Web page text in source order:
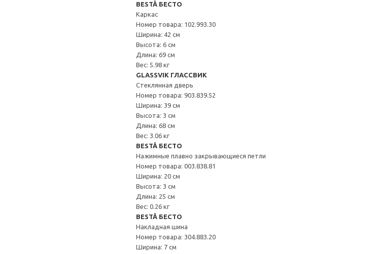
BESTÅ БЕСТО
Каркас
Номер товара: 102.993.30
Ширина: 42 см
Высота: 6 см
Длина: 69 см
Вес: 5.98 кг
GLASSVIK ГЛАССВИК
Стеклянная дверь
Номер товара: 903.839.52
Ширина: 39 см
Высота: 3 см
Длина: 68 см
Вес: 3.06 кг
BESTÅ БЕСТО
Нажимные плавно закрывающиеся петли
Номер товара: 003.838.81
Ширина: 20 см
Высота: 3 см
Длина: 25 см
Вес: 0.26 кг
BESTÅ БЕСТО
Накладная шина
Номер товара: 304.883.20
Ширина: 7 см